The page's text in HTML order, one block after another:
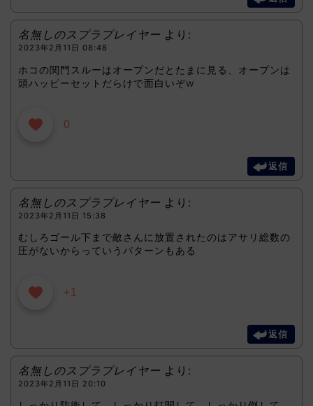
名無しのスプラプレイヤー より:
2023年2月11日 08:48
ホコの関門スルーはオープンだとたまに見る、オープンは
頭ハッピーセットだらけで面白いぞw
0
返信
名無しのスプラプレイヤー より:
2023年2月11日 15:38
むしろゴール下まで敵さんに放置されたのはアサリ総数の
圧がないからっていうパターンもある
+1
返信
名無しのスプラプレイヤー より:
2023年2月11日 20:10